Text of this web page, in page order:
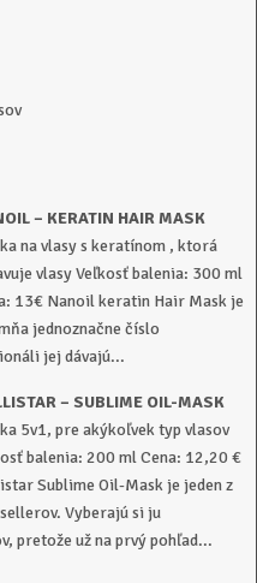
– KERATIN HAIR MASK
na vlasy s keratínom , ktorá
vlasy Veľkosť balenia: 300 ml
13€ Nanoil keratin Hair Mask je
jednoznačne číslo
jej dávajú...
– SUBLIME OIL-MASK
5v1, pre akýkoľvek typ vlasov
balenia: 200 ml Cena: 12,20 €
Sublime Oil-Mask je jeden z
Vyberajú si ju
pretože už na prvý pohľad...